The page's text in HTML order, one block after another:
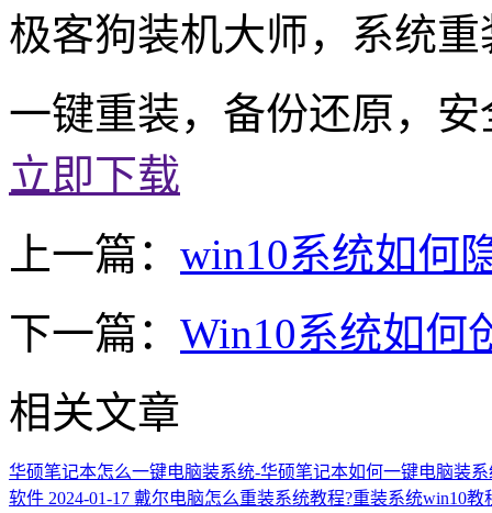
极客狗装机大师，系统
一键重装，备份还原，
立即下载
上一篇： win10系统如何
下一篇： Win10系统如何
相关文章
华硕笔记本怎么一键电脑装系统-华硕笔记本如何一键电脑装系
软件 2024-01-17 戴尔电脑怎么重装系统教程?重装系统win10教